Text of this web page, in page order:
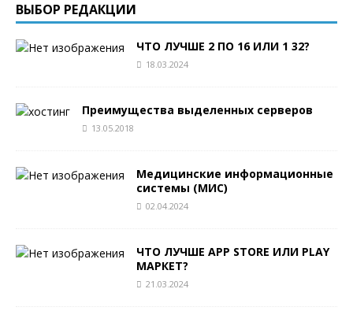
ВЫБОР РЕДАКЦИИ
ЧТО ЛУЧШЕ 2 ПО 16 ИЛИ 1 32?
18.03.2024
Преимущества выделенных серверов
13.05.2018
Медицинские информационные
системы (МИС)
02.04.2024
ЧТО ЛУЧШЕ APP STORE ИЛИ PLAY
МАРКЕТ?
21.03.2024